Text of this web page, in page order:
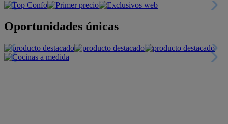
Oportunidades únicas